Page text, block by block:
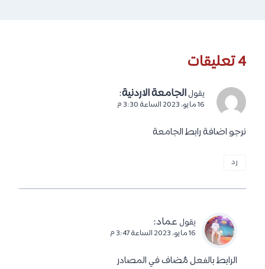
4 تعليقات
يقول الجامعة الاردنية:
16 مايو، 2023 الساعة 3:30 م
نرجو اضافة رابط الجامعة
رد
يقول عماد:
16 مايو، 2023 الساعة 3:47 م
الرابط بالفعل مُضاف في المصادر